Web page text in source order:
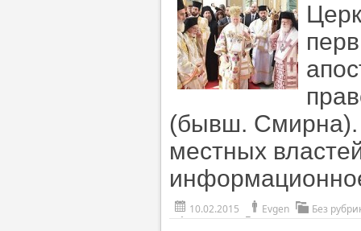
(бывш. Смирна).
местных
10.02.2015 Evgen Без